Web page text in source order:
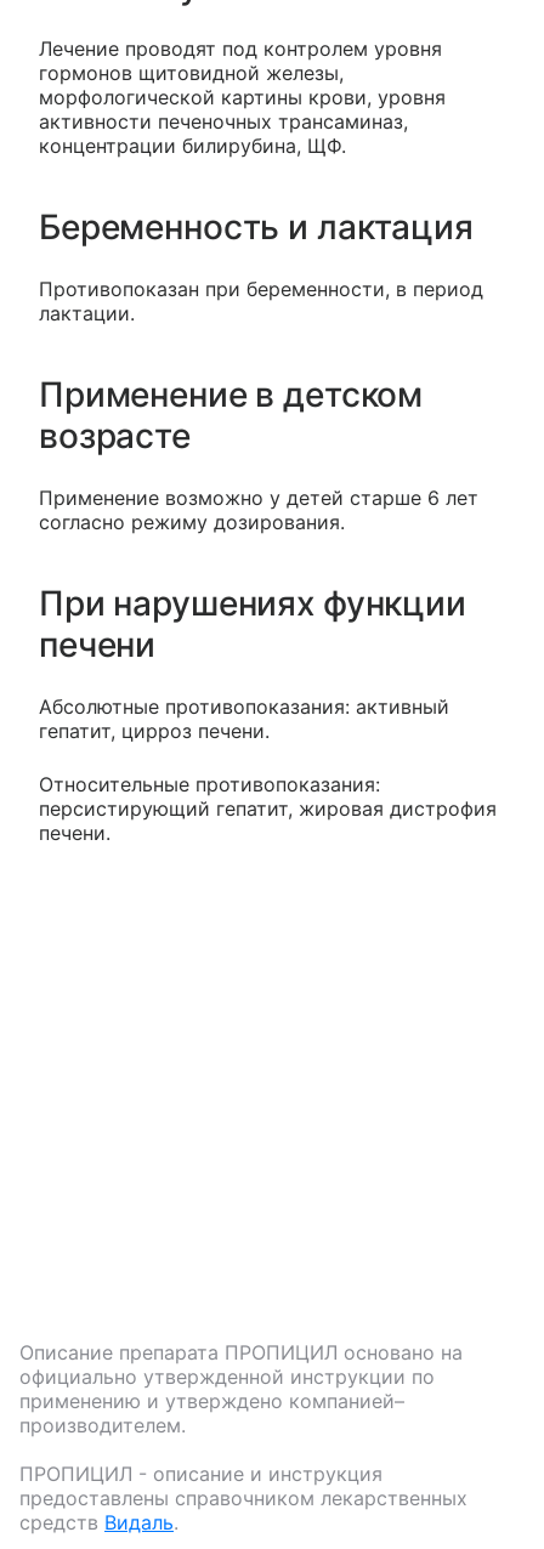
Лечение проводят под контролем уровня
гормонов щитовидной железы,
морфологической картины крови, уровня
активности печеночных трансаминаз,
концентрации билирубина, ЩФ.
Беременность и лактация
Противопоказан при беременности, в период
лактации.
Применение в детском
возрасте
Применение возможно у детей старше 6 лет
согласно режиму дозирования.
При нарушениях функции
печени
Абсолютные противопоказания: активный
гепатит, цирроз печени.
Относительные противопоказания:
персистирующий гепатит, жировая дистрофия
печени.
Описание препарата ПРОПИЦИЛ основано на
официально утвержденной инструкции по
применению и утверждено компанией–
производителем.
ПРОПИЦИЛ - описание и инструкция
предоставлены справочником лекарственных
средств Видаль.